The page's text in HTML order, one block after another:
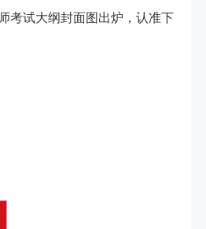
考试大纲封面图出炉，认准下